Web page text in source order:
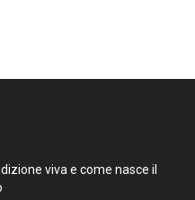
viva e come nasce il